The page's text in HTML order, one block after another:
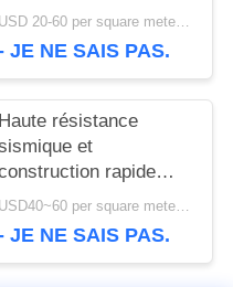
avec conception de
personnalisés au Bénin
USD 20-60 per square meter MOQ:1000 M²
JE NE SAIS PAS.
Haute résistance
et
rapide
avec un entrepôt à
durable pour vos
USD40~60 per square meter MOQ:1000 mètres carrés
JE NE SAIS PAS.